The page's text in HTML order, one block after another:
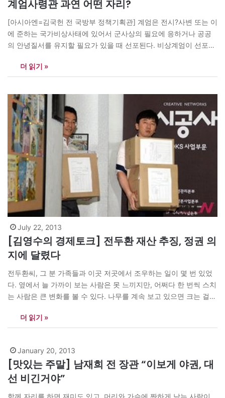
계엄사령관 과연 어떤 자리?
[아시아엔=김국헌 전 국방부 정책기획관] 계엄은 전시?사변 또는 이
에 준하는 국가비상사태에 있어서 군사상의 필요에 응하거나 공공
의 안녕질서를 유지할 필요가 있을 때 선포된다. 비상계엄이 선포되
다. 한마디로 엄청난 권한이요 책임이 뒤따른다. 그러나 이는 ‘헌정
의 기본질서가 유지되는 한에서’ 라는 것을 잊어서는 안 된다. 우리
더 읽기 »
July 22, 2013
[김영수의 경제토크] 전두환 재산 추징, 정권 의
지에 달렸다
전두환씨, 그 분 가족들과 이곳 저곳에서 조우하는 일이 몇 번 있었
다. 옆에서 늘 가까이 보는 사람은 못 느끼지만, 어쩌다 한 번씩 스치
는 사람은 큰 변화를 볼 수 있다. 나무를 계속 보고 있으면 크는 걸
매사에 시원시원한 결단력이 있다. 박 대통령께서…
더 읽기 »
January 20, 2013
[맛있는 주말] 남재희 전 장관 “이보게 야권, 대
선 비긴거야”